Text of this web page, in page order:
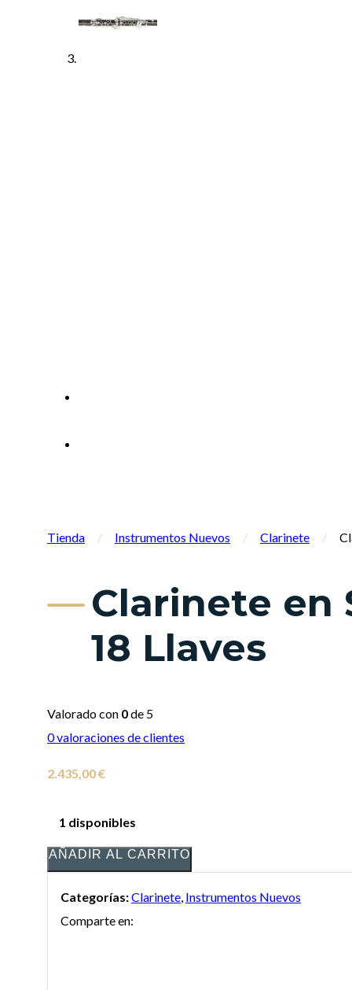
Tienda / Instrumentos Nuevos / Clarinete /
Clarinete en
18 Llaves
Valorado con 0de 5
0valoraciones de clientes
2.435,00€
1 disponibles
AÑADIR AL CARRITO
Categorías:Clarinete Instrumentos Nuevos
Comparte en: